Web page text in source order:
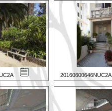
20160600646NUC2A